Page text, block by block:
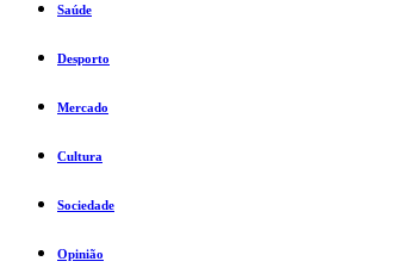
Saúde
Desporto
Mercado
Cultura
Sociedade
Opinião